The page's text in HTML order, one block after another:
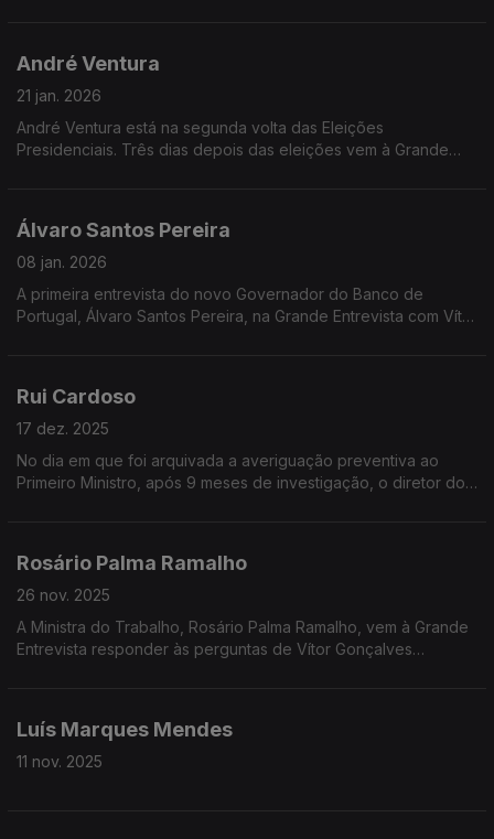
André Ventura
21 jan. 2026
André Ventura está na segunda volta das Eleições
Presidenciais. Três dias depois das eleições vem à Grande
Álvaro Santos Pereira
08 jan. 2026
A primeira entrevista do novo Governador do Banco de
Portugal, Álvaro Santos Pereira, na Grande Entrevista com Vítor
Rui Cardoso
17 dez. 2025
No dia em que foi arquivada a averiguação preventiva ao
Primeiro Ministro, após 9 meses de investigação, o diretor do
Rosário Palma Ramalho
26 nov. 2025
A Ministra do Trabalho, Rosário Palma Ramalho, vem à Grande
Entrevista responder às perguntas de Vítor Gonçalves
Luís Marques Mendes
11 nov. 2025